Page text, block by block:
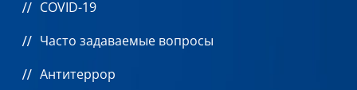
COVID-19
Часто задаваемые вопросы
Антитеррор